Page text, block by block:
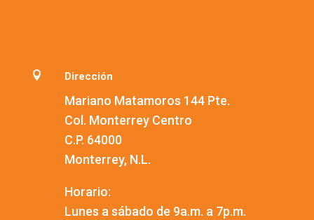
 Dirección
Mariano Matamoros 144 Pte.
Col. Monterrey Centro
C.P. 64000
Monterrey, N.L.
Horario:
Lunes a sábado de 9a.m. a 7p.m.